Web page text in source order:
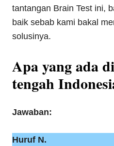
tantangan Brain Test ini,
baik sebab kami bakal
solusinya.
Apa yang ada
tengah
Jawaban:
Huruf N.